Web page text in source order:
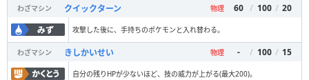
わざマシン クイックターン 物理 60 / 100 / 20
攻撃した後に、手持ちのポケモンと入れ替わる。
わざマシン きしかいせい 物理 - / 100 / 15
自分の残りHPが少ないほど、技の威力が上がる(最大200)。